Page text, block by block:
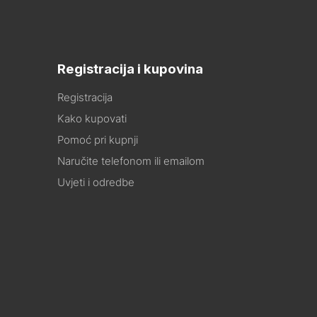
Registracija i kupovina
Registracija
Kako kupovati
Pomoć pri kupnji
Naručite telefonom ili emailom
Uvjeti i odredbe